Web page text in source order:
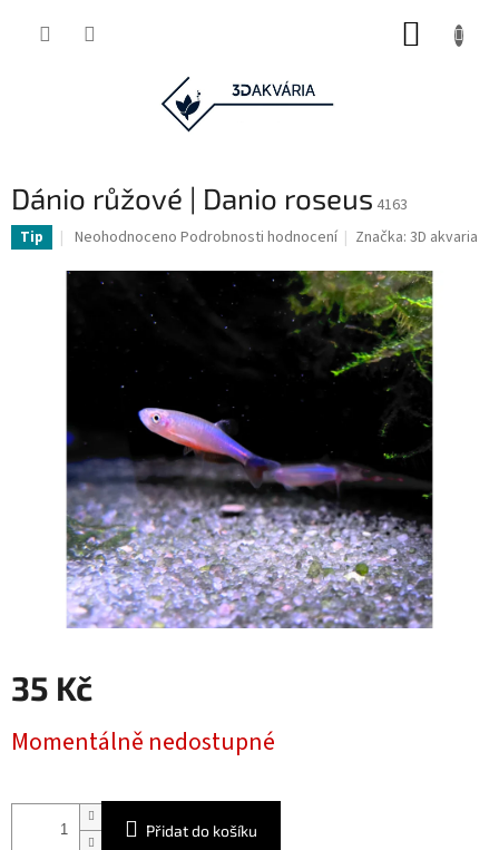
Dánio růžové | Danio roseus 4163
Tip
Průměrné
produktu
hvězdiček.
Neohodnoceno Podrobnosti hodnocení Značka:3D akvaria
35 Kč
cena:
Momentálně nedostupné
Přidat do košíku